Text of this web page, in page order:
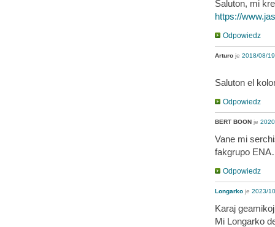
Saluton, mi
https://
Odpowiedz
Arturo je 2018/08/
Saluton el
Odpowiedz
BERT BOON je
Vane mi
fakgrupo
Odpowiedz
Longarko je 2023/
Karaj
Mi Longarko